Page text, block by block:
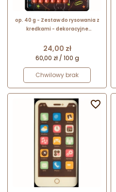
op. 40 g - Zestaw do rysowania z
kredkami - dekoracyjne
pudełku
Cena
24,00 zł
60,00 zł / 100 g
Chwilowy brak
